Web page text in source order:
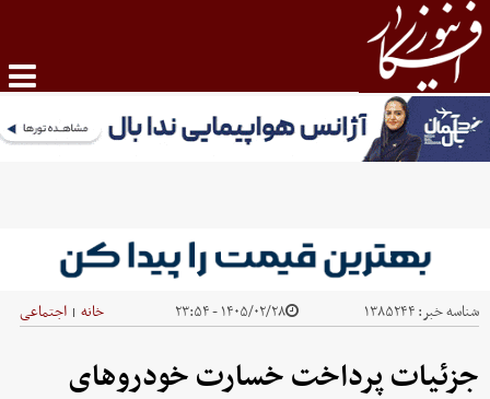
شناسه خبر:۱۳۸۵۲۴۴ ۱۴۰۵/۰۲/۲۸ - ۲۳:۵۴ خانه | اجتماعی
جزئیات پرداخت خسارت خودروهای